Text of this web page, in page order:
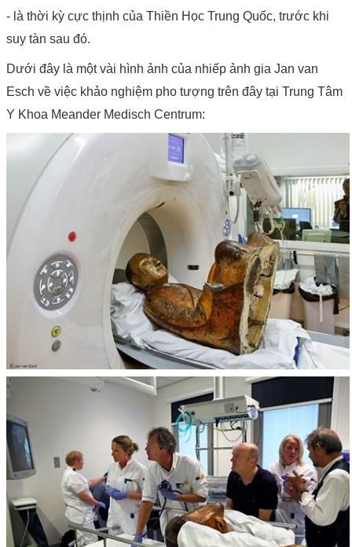
- là thời kỳ cực thịnh của Thiền Học Trung Quốc, trước khi
suy tàn sau đó.
Dưới đây là một vài hình ảnh của nhiếp ảnh gia Jan van
Esch về việc khảo nghiệm pho tượng trên đây tại Trung Tâm
Y Khoa Meander Medisch Centrum: